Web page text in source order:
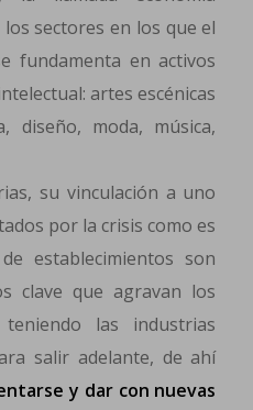
sectores en los que el
fundamenta en activos
artes escénicas
diseño, moda, música,
su vinculación a uno
por la crisis como es
establecimientos son
clave que agravan los
las industrias
salir adelante, de ahí
y dar con nuevas